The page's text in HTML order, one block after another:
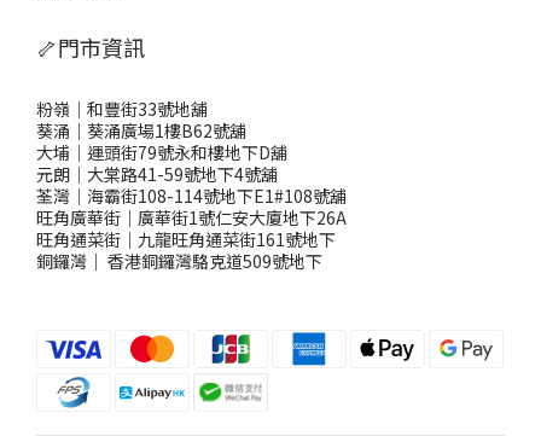
🦴門市資訊
粉嶺｜和豐街33號地舖
葵涌｜葵涌廣場1樓B62號舖
大埔｜運頭街79號永和樓地下D舖
元朗｜大棠路41-59號地下4號舖
荃灣｜海霸街108-114號地下E1#108號舖
旺角廣華街｜廣華街1號仁安大廈地下26A
旺角通菜街｜九龍旺角通菜街161號地下
銅鑼灣 ｜ 香港銅鑼灣駱克道509號地下